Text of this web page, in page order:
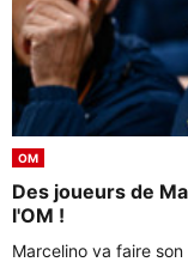
OM
Des joueurs de
l'OM !
Marcelino va faire